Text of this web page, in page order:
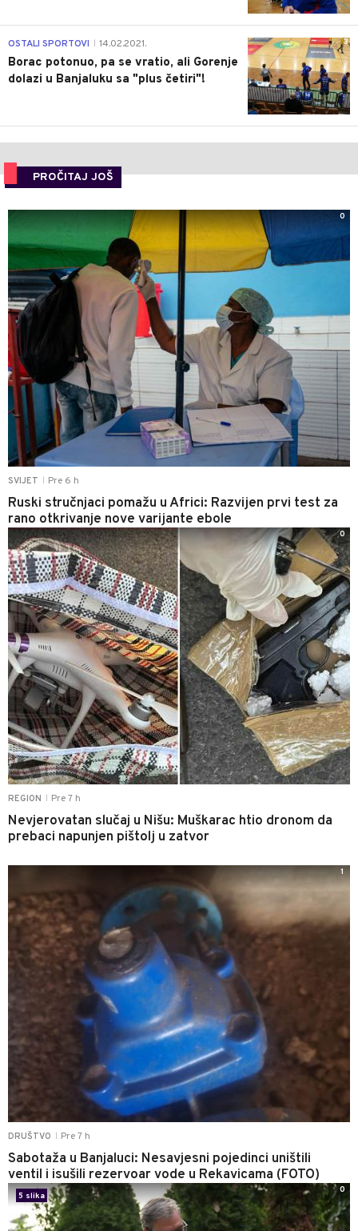
3
OSTALI SPORTOVI 14.02.2021.
Borac potonuo, pa se vratio, ali Gorenje
dolazi u Banjaluku sa "plus četiri"!
PROČITAJ JOŠ
SVIJET Pre 6 h
Ruski stručnjaci pomažu u Africi: Razvijen prvi test za
rano otkrivanje nove varijante ebole
0
REGION Pre 7 h
Nevjerovatan slučaj u Nišu: Muškarac htio dronom da
prebaci napunjen pištolj u zatvor
0
DRUŠTVO Pre 7 h
Sabotaža u Banjaluci: Nesavjesni pojedinci uništili
ventil i isušili rezervoar vode u Rekavicama (FOTO)
1
5 slika
0